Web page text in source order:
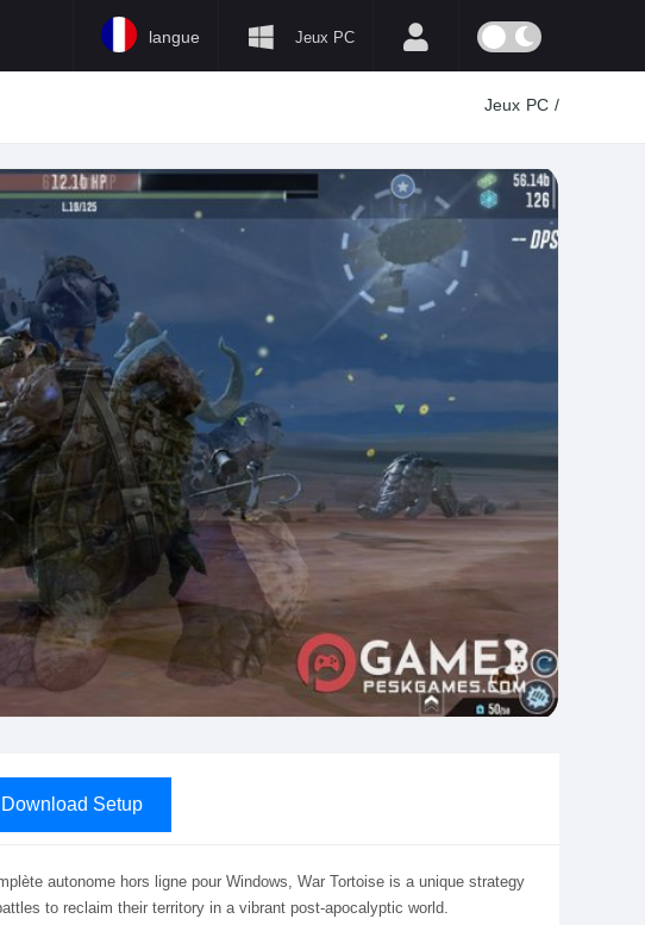
Jeux PC
langue
Jeux PC/
Download Setup
autonome hors ligne pour Windows, War Tortoise is a unique strategy
to reclaim their territory in a vibrant post-apocalyptic world.